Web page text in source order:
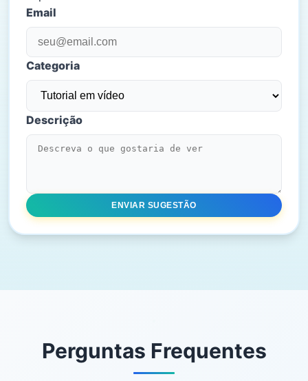
Email
Categoria
Descrição
ENVIAR SUGESTÃO
Perguntas Frequentes